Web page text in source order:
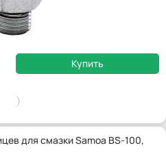
Купить
для смазки Samoa BS-100,